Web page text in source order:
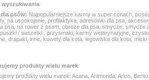
wyszukiwania
psów: Najpopularniejsze karmy w super cenach
, na uspokojenie profilaktyka adresówki dla psa
psa na rower z psem obroże dla psa smycze smycze
puszki / saszetki przysmaki karmy weterynaryjne
drapaki inne kuwety dla kota legowiska dla kota miski
produkty wielu marek
produkty wielu marek: Acana , Animonda, Arion,